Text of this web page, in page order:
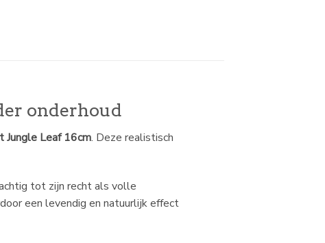
onderhoud
Jungle Leaf 16cm. Deze realistisch
tot zijn recht als volle
een levendig en natuurlijk effect